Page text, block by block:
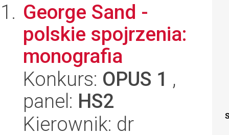
George Sand -
polskie spojrzenia:
monografia
Konkurs: OPUS 1 ,
panel: HS2
Kierownik: dr